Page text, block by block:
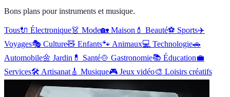
Bons plans pour instruments et musique.
Tous🔌 Électronique👗 Mode🏡 Maison 💄 Beauté⚽️ Sports✈️
Voyages🎭 Culture🧸 Enfants🐾 Animaux💻 Technologie🚗
Automobile🌼 Jardin 💊 Santé🍲 Gastronomie📚 Éducation💼
Services🛠 Artisanat 🎸 Musique🎮 Jeux vidéo🎨 Loisirs créatifs